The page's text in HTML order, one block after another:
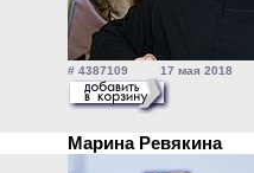
# 4387109 17 мая 2018
Марина Ревякина